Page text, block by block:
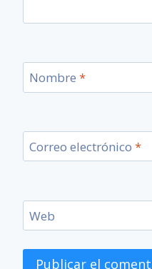
Nombre *
Correo electrónico *
Web